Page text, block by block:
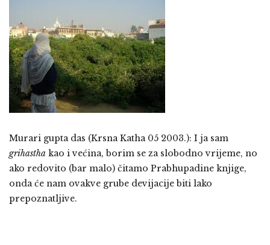
Murari gupta das (Krsna Katha 05 2003.): I ja sam
grihastha kao i većina, borim se za slobodno vrijeme, no
ako redovito (bar malo) čitamo Prabhupadine knjige,
onda će nam ovakve grube devijacije biti lako
prepoznatljive.